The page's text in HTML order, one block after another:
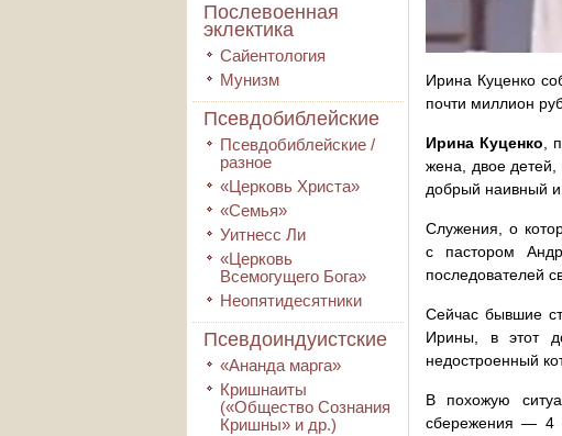
Послевоенная
эклектика
Сайентология
Мунизм
Псевдобиблейские
Псевдобиблейские /
разное
«Церковь Христа»
«Семья»
Уитнесс Ли
«Церковь
Всемогущего Бога»
Неопятидесятники
Псевдоиндуистские
«Ананда марга»
Кришнаиты
(«Общество Сознания
Кришны» и др.)
Ирина Куценко
почти миллион
Ирина Куценко ,
жена, двое
добрый наивный
Служения, о
с пастором
последователей
Сейчас бывшие
Ирины, в этот
недостроенный
В похожую
сбережения — 4